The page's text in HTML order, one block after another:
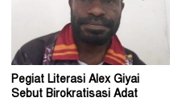
Pegiat Literasi Alex Giyai
Sebut Birokratisasi Adat